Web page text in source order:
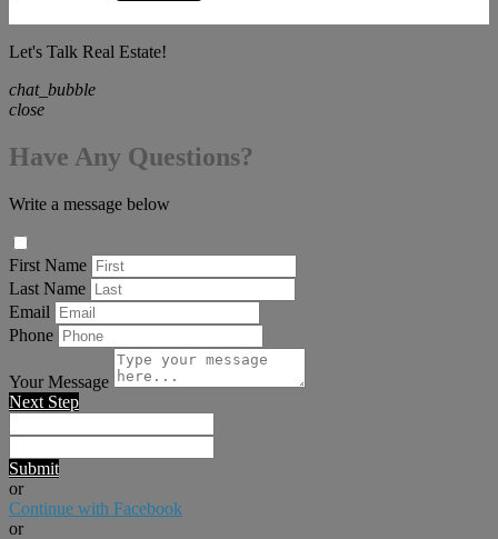
Let's Talk Real Estate!
chat_bubble
close
Have Any Questions?
Write a message below
First Name
Last Name
Email
Phone
Your Message
Next Step
Submit
or
Continue with Facebook
or